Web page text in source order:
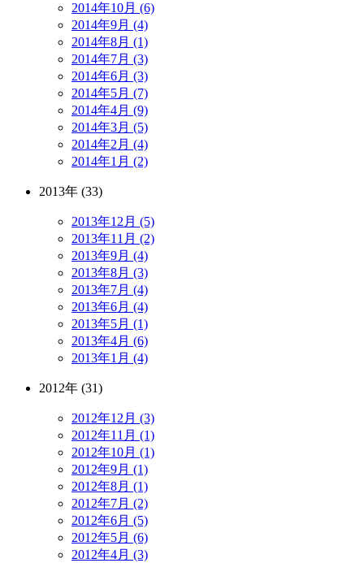
2014年10月 (6)
2014年9月 (4)
2014年8月 (1)
2014年7月 (3)
2014年6月 (3)
2014年5月 (7)
2014年4月 (9)
2014年3月 (5)
2014年2月 (4)
2014年1月 (2)
2013年 (33)
2013年12月 (5)
2013年11月 (2)
2013年9月 (4)
2013年8月 (3)
2013年7月 (4)
2013年6月 (4)
2013年5月 (1)
2013年4月 (6)
2013年1月 (4)
2012年 (31)
2012年12月 (3)
2012年11月 (1)
2012年10月 (1)
2012年9月 (1)
2012年8月 (1)
2012年7月 (2)
2012年6月 (5)
2012年5月 (6)
2012年4月 (3)